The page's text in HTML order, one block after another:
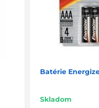
Batérie
Skladom